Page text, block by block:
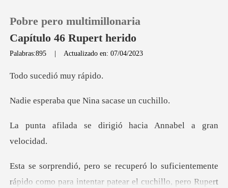
Recargar
Salir
Pobre pero multimillonaria
Capítulo 46 Rupert herido
Palabras:895 | Actualizado en: 07/04/2023
edió muy
que Nina saca
dirigió hacia Annabe
ficientemente
rápido como para intentar pa